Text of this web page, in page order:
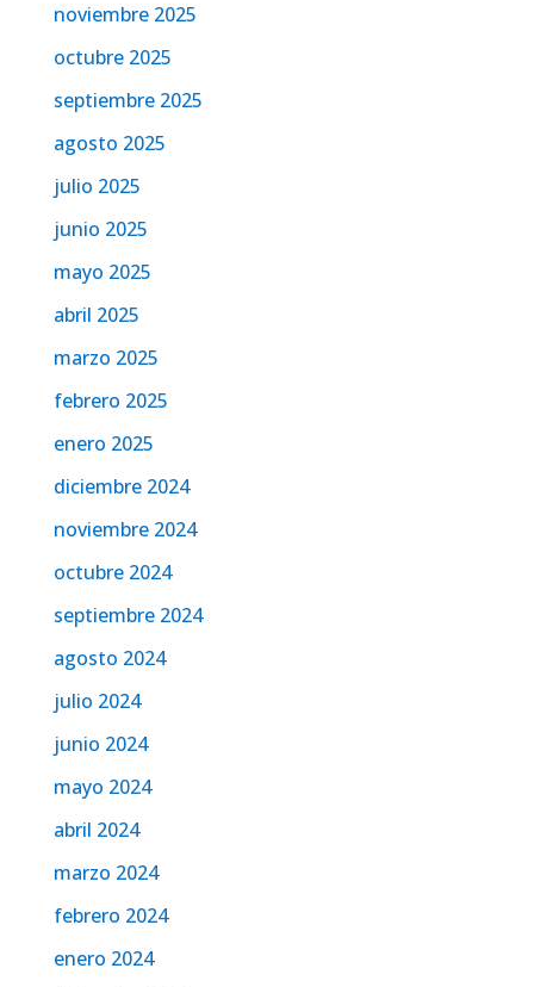
noviembre 2025
octubre 2025
septiembre 2025
agosto 2025
julio 2025
junio 2025
mayo 2025
abril 2025
marzo 2025
febrero 2025
enero 2025
diciembre 2024
noviembre 2024
octubre 2024
septiembre 2024
agosto 2024
julio 2024
junio 2024
mayo 2024
abril 2024
marzo 2024
febrero 2024
enero 2024